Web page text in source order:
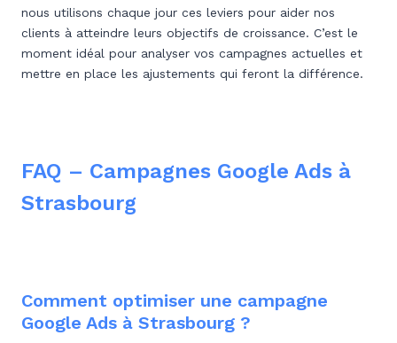
nous utilisons chaque jour ces leviers pour aider nos
clients à atteindre leurs objectifs de croissance. C’est le
moment idéal pour analyser vos campagnes actuelles et
mettre en place les ajustements qui feront la différence.
FAQ – Campagnes Google Ads à
Strasbourg
Comment optimiser une campagne
Google Ads à Strasbourg ?